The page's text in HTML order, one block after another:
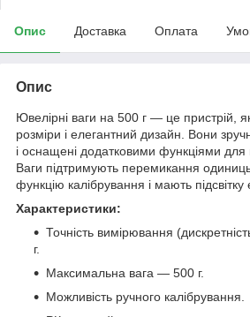
Опис Доставка Оплата
Опис
Ювелірні ваги на 500 г — це пристрій,
розміри і елегантний дизайн. Вони
і оснащені додатковими функціями
Ваги підтримують перемикання
функцію калібрування і мають підсвітку
Характеристики:
Точність вимірювання
г.
Максимальна вага — 500 г.
Можливість ручного калібрування.